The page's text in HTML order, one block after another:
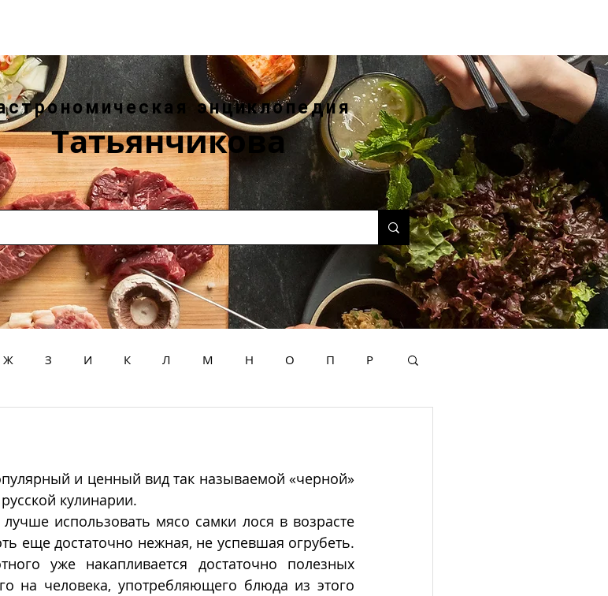
энциклопедия
Татьянчикова
Ж З И К Л М Н О П Р
и ценный вид так называемой «черной»
кулинарии.
использовать мясо самки лося в возрасте
еще достаточно нежная, не успевшая огрубеть.
уже накапливается достаточно полезных
на человека, употребляющего блюда из этого